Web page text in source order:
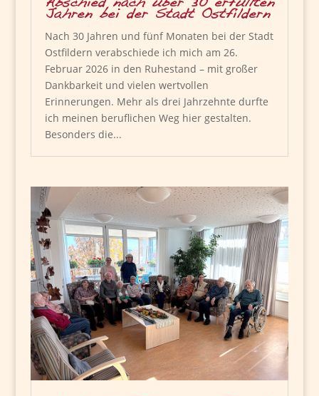
Jahren bei der Stadt Ostfildern
Nach 30 Jahren und fünf Monaten bei der Stadt
Ostfildern verabschiede ich mich am 26.
Februar 2026 in den Ruhestand – mit großer
Dankbarkeit und vielen wertvollen
Erinnerungen. Mehr als drei Jahrzehnte durfte
ich meinen beruflichen Weg hier gestalten.
Besonders die...